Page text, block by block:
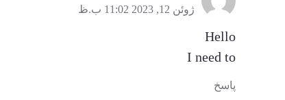
ژوئن 12, 2023 11:02 ب.ظ
Hello
I need to
پاسخ